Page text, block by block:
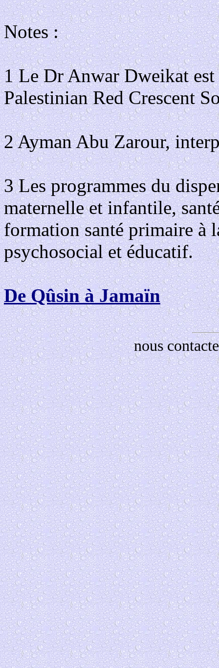
Notes :
1 Le Dr Anwar Dweikat est
Palestinian Red Crescent
2 Ayman Abu Zarour,
3 Les programmes du
maternelle et infantile,
formation santé primaire à
psychosocial et éducatif.
De Qûsin à Jamaïn
nous